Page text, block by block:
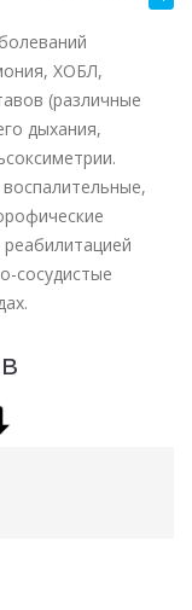
ХОБЛ,
(различные
дыхания,
сосудистые